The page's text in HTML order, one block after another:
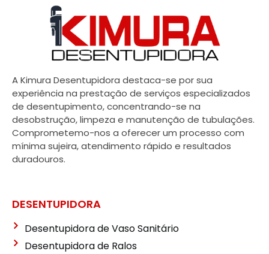
A Kimura Desentupidora destaca-se por sua
experiência na prestação de serviços especializados
de desentupimento, concentrando-se na
desobstrução, limpeza e manutenção de tubulações.
Comprometemo-nos a oferecer um processo com
mínima sujeira, atendimento rápido e resultados
duradouros.
DESENTUPIDORA
Desentupidora de Vaso Sanitário
Desentupidora de Ralos